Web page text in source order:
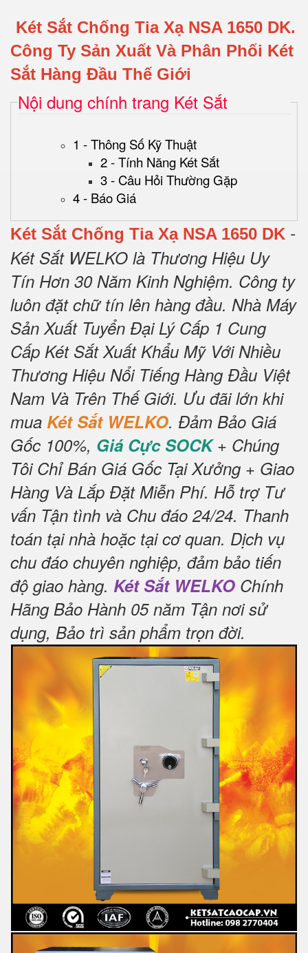
Két Sắt Chống Tia Xạ NSA 1650 DK.
Công Ty Sản Xuất Và Phân Phối Két
Sắt Hàng Đầu Thế Giới
Nội dung chính trang Két Sắt
1 - Thông Số Kỹ Thuật
2 - Tính Năng Két Sắt
3 - Câu Hỏi Thường Gặp
4 - Báo Giá
Két Sắt Chống Tia Xạ NSA 1650 DK -
Két Sắt WELKO là Thương Hiệu Uy
Tín Hơn 30 Năm Kinh Nghiệm. Công ty
luôn đặt chữ tín lên hàng đầu. Nhà Máy
Sản Xuất Tuyển Đại Lý Cấp 1 Cung
Cấp Két Sắt Xuất Khẩu Mỹ Với Nhiều
Thương Hiệu Nổi Tiếng Hàng Đầu Việt
Nam Và Trên Thế Giới. Ưu đãi lớn khi
mua Két Sắt WELKO. Đảm Bảo Giá
Gốc 100%, Giá Cực SOCK+ Chúng
Tôi Chỉ Bán Giá Gốc Tại Xưởng + Giao
Hàng Và Lắp Đặt Miễn Phí. Hỗ trợ Tư
vấn Tận tình và Chu đáo 24/24. Thanh
toán tại nhà hoặc tại cơ quan. Dịch vụ
chu đáo chuyên nghiệp, đảm bảo tiến
độ giao hàng. Két Sắt WELKO Chính
Hãng Bảo Hành 05 năm Tận nơi sử
dụng, Bảo trì sản phẩm trọn đời.